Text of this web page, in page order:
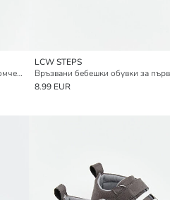
Щамповани маратонки за бебета момчета
LCW STEPS
8.99 EUR